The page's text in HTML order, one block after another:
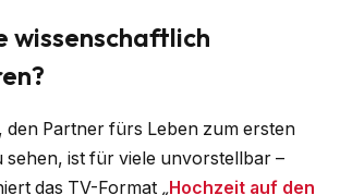
wissenschaftlich
den Partner fürs Leben zum ersten
sehen, ist für viele unvorstellbar –
das TV-Format „Hochzeit auf den